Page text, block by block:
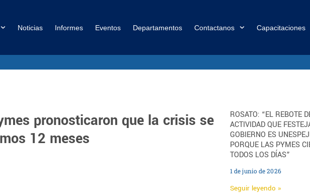
Noticias Informes Eventos Departamentos Contactanos Capacitaciones
pronosticaron que la crisis se
12 meses
ROSATO: “EL REBOTE
ACTIVIDAD QUE
GOBIERNO ES
PORQUE LAS PYMES
TODOS LOS DÍAS”
1 de junio de 2026
Seguir leyendo »